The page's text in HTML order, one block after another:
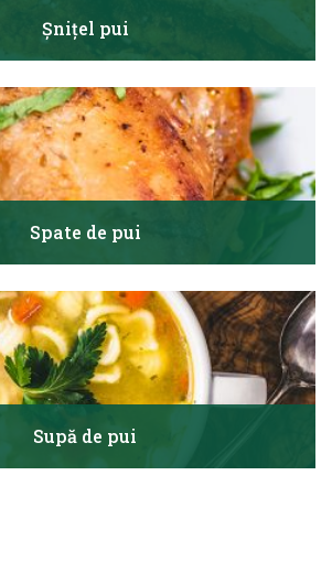
Șnițel pui
Spate de pui
Supă de pui